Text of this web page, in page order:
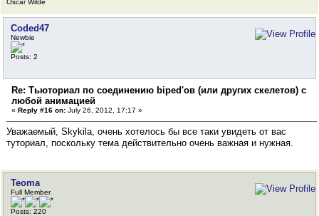
Oscar Wilde
Coded47
Newbie
Posts: 2
Re: Тьюториал по соединению biped'ов (или других скелетов) с
любой анимацией
« Reply #16 on: July 26, 2012, 17:17 »
Уважаемый, Skykila, очень хотелось бы все таки увидеть от вас
туториал, поскольку тема действительно очень важная и нужная.
Teoma
Full Member
Posts: 220